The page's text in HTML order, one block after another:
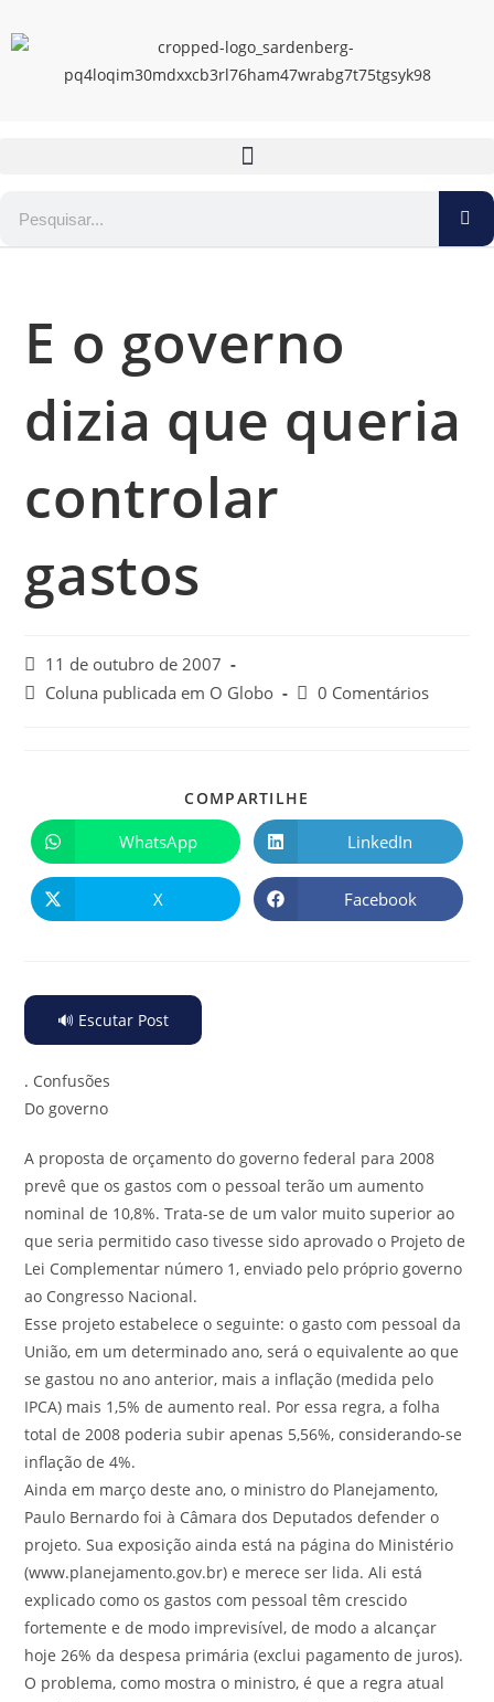
E o governo
dizia que queria
controlar
gastos
11 de outubro de 2007
Coluna publicada em O Globo
0 Comentários
COMPARTILHE
WhatsApp LinkedIn
X Facebook
🔊 Escutar Post
. Confusões
Do governo
A proposta de orçamento do governo federal para 2008
prevê que os gastos com o pessoal terão um aumento
nominal de 10,8%. Trata-se de um valor muito superior ao
que seria permitido caso tivesse sido aprovado o Projeto de
Lei Complementar número 1, enviado pelo próprio governo
ao Congresso Nacional.
Esse projeto estabelece o seguinte: o gasto com pessoal da
União, em um determinado ano, será o equivalente ao que
se gastou no ano anterior, mais a inflação (medida pelo
IPCA) mais 1,5% de aumento real. Por essa regra, a folha
total de 2008 poderia subir apenas 5,56%, considerando-se
inflação de 4%.
Ainda em março deste ano, o ministro do Planejamento,
Paulo Bernardo foi à Câmara dos Deputados defender o
projeto. Sua exposição ainda está na página do Ministério
(www.planejamento.gov.br) e merece ser lida. Ali está
explicado como os gastos com pessoal têm crescido
fortemente e de modo imprevisível, de modo a alcançar
hoje 26% da despesa primária (exclui pagamento de juros).
O problema, como mostra o ministro, é que a regra atual